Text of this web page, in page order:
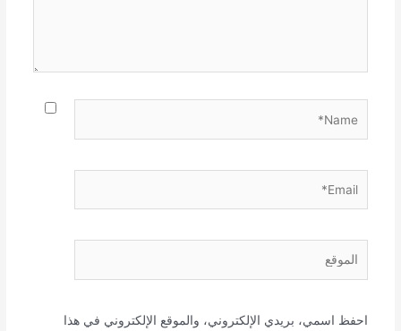
احفظ اسمي، بريدي الإلكتروني، والموقع الإلكتروني في هذا